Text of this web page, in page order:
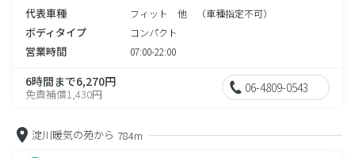
代表車種 フィット 他 （車種指定不可）
ボディタイプ コンパクト
営業時間 07:00-22:00
6時間まで6,270円
免責補償1,430円 06-4809-0543
淀川暖気の苑から 784m